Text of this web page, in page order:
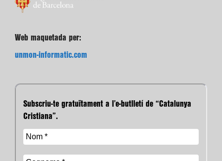
Web maquetada per:
unmon-informatic.com
Subscriu-te gratuïtament a l’e-butlletí de “Catalunya
Cristiana”.